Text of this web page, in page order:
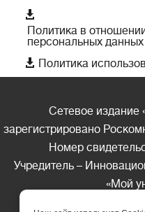

Политика в
персональных данных
 Политика
Сетевое издание
зарегистрировано
Номер
Учредитель –
«Мой